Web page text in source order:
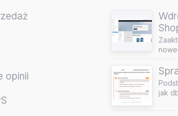
opinii
jak